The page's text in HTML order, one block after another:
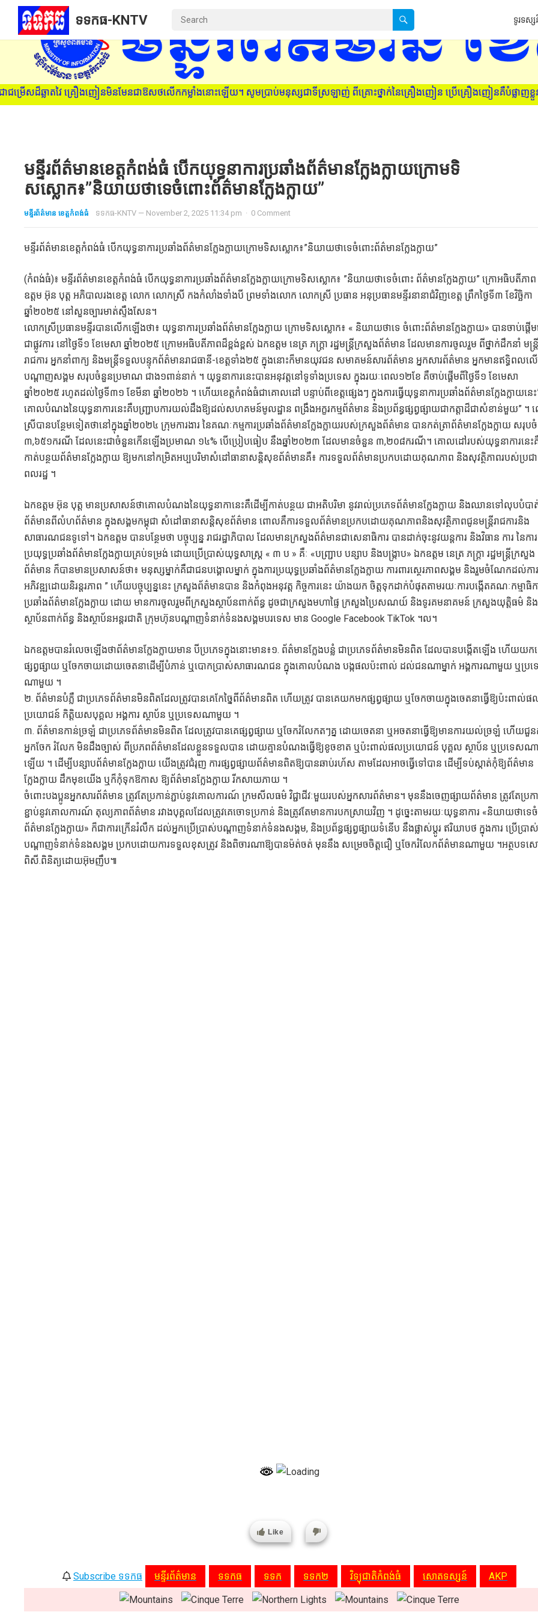
លាតវៃ គ្រឿងញៀនមិនមែនជាឱសថលើកកម្លាំងនោះឡើយ។ សូមប្រាប់មនុស្សជាទីស្រឡាញ់ ពីគ្រោះថ្នាក់នៃគ្រឿងញៀន ប្រើគ្រឿងញៀនគឺបំផ្លាញខ្លួ
ទទកធ-KNTV ទូរទស្ស
មន្ទីរព័ត៌មានខេត្តកំពង់ធំ បើកយុទ្ធនាការប្រឆាំងព័ត៌មានក្លែងក្លាយក្រោមទិ
សស្លោក៖”និយាយថាទេចំពោះព័ត៌មានក្លែងក្លាយ”
មន្ទីរព័ត៌មាន ខេត្តកំពង់ធំ ទទកធ-KNTV — November 2, 2025 11:34 pm · 0 Comment
មន្ទីរព័ត៌មានខេត្តកំពង់ធំ បើកយុទ្ធនាការប្រឆាំងព័ត៌មានក្លែងក្លាយក្រោមទិសស្លោក៖”និយាយថាទេចំពោះព័ត៌មានក្លែងក្លាយ”
(កំពង់ធំ)៖ មន្ទីរព័ត៌មានខេត្តកំពង់ធំ បើកយុទ្ធនាការប្រឆាំងព័ត៌មានក្លែងក្លាយក្រោមទិសស្លោក៖ ”និយាយថាទេចំពោះ ព័ត៌មានក្លែងក្លាយ” ក្រោអធិបតីភា
ឧត្តម អ៊ុន បុត្ត អភិបាលរងខេត្ត លោក លោកស្រី កងកំលាំងទាំងបី ព្រមទាំងលោក លោកស្រី ប្រធាន អនុប្រធានមន្ទីរនានាជំវិញខេត្ត ព្រឹកថ្ងៃទី៣ ខែវិច្ឆិកា
ឆ្នាំ២០២៥ នៅសួនច្បារមាត់ស្ទឹងសែន។
លោកស្រីប្រធានមន្ទីរបានលើកឡើងថា៖ យុទ្ធនាការប្រឆាំងព័ត៌មានក្លែងក្លាយ ក្រោមទិសស្លោក៖ « និយាយថាទេ ចំពោះព័ត៌មានក្លែងក្លាយ» បានចាប់ផ្តើ
ជាផ្លូវការ នៅថ្ងៃទី១ ខែមេសា ឆ្នាំ២០២៥ ក្រោមអធិបតីភាពដ៏ខ្ពង់ខ្ពស់ ឯកឧត្តម នេត្រ ភក្ត្រា រដ្ឋមន្ត្រីក្រសួងព័ត៌មាន ដែលមានការចូលរួម ពីថ្នាក់ដឹកនាំ មន្ត្រី
រាជការ អ្នកនាំពាក្យ និងមន្ត្រីទទួលបន្ទុកព័ត៌មានរាជធានី-ខេត្តទាំង២៥ ក្នុងនោះក៏មានយុវជន សមាគមន៍សារព័ត៌មាន អ្នកសារព័ត៌មាន អ្នកមានឥទ្ធិពលលើ
បណ្តាញសង្គម សរុបចំនួនប្រមាណ ជាង១ពាន់នាក់ ។ យុទ្ធនាការនេះបានអនុវត្តនៅទូទាំងប្រទេស ក្នុងរយៈពេល១២ខែ គឺចាប់ផ្តើមពីថ្ងៃទី១ ខែមេសា
ឆ្នាំ២០២៥ រហូតដល់ថ្ងៃទី៣១ ខែមីនា ឆ្នាំ២០២៦ ។ ហើយខេត្តកំពង់ធំជាគោលដៅ បន្ទាប់ពីខេត្តផ្សេងៗ ក្នុងការធ្វើយុទ្ធនាការប្រឆាំងព័ត៌មានក្លែងក្លាយនេះ
គោលបំណងនៃយុទ្ធនាការនេះគឺបញ្ជ្រាបការយល់ដឹងឱ្យដល់សហគមន៍មូលដ្ឋាន ពង្រឹងអក្ខរកម្មព័ត៌មាន និងប្រព័ន្ធផ្សព្វផ្សាយជាកត្តាដ៏ជាសំខាន់មួយ” ។
ស្រីបានបន្ថែមទៀតថានៅក្នុងឆ្នាំ២០២៤ ក្រុមការងារ នៃគណៈកម្មការប្រឆាំងព័ត៌មានក្លែងក្លាយរបស់ក្រសួងព័ត៌មាន បានកត់ត្រាព័ត៌មានក្លែងក្លាយ សរុប
៣,៦៥១ករណី ដែលនេះជាចំនួនកើនឡើងប្រមាណ ១៤% បើប្រៀបធៀប នឹងឆ្នាំ២០២៣ ដែលមានចំនួន ៣,២០៨ករណី។ គោលដៅរបស់យុទ្ធនាការនេះ
កាត់បន្ថយព័ត៌មានក្លែងក្លាយ ឱ្យមកនៅកម្រិតអប្បបរិមាសំដៅធានាសន្តិសុខព័ត៌មានគឺ៖ ការទទួលព័ត៌មានប្រកបដោយគុណភាព និងសុវត្ថិភាពរបស់ប្រជា
ពលរដ្ឋ ។
ឯកឧត្តម អ៊ុន បុត្ត មានប្រសាសន៍ថាគោលបំណងនៃយុទ្ធនាកានេះគឺដើម្បីកាត់បន្ថយ ជាអតិបរិមា នូវរាល់ប្រភេទព័ត៌មានក្លែងក្លាយ និងឈានទៅលុបបំបា
ព័ត៌មានពីលំហព័ត៌មាន ក្នុងសង្គមកម្ពុជា សំដៅធានាសន្តិសុខព័ត៌មាន ពោលគឺការទទួលព័ត៌មានប្រកបដោយគុណភាពនិងសុវត្ថិភាពជូនមន្ត្រីរាជការនិង
សាធារណជនទូទៅ។ ឯកឧត្តម បានបន្ថែមថា បច្ចុប្បន្ន រាជរដ្ឋាភិបាល ដែលមានក្រសួងព័ត៌មានជាសេនាធិការ បានដាក់ចុះនូវយន្តការ និងវិធាន ការ នៃការ
ប្រយុទ្ធប្រឆាំងព័ត៌មានក្លែងក្លាយគ្រប់ទម្រង់ ដោយប្រើប្រាស់យុទ្ធសាស្ត្រ « ៣ ប » គឺៈ «បញ្ជ្រាប បន្សាប និងបង្ក្រាប» ឯកឧត្តម នេត្រ ភក្ត្រា រដ្ឋមន្ត្រីក្រសួង
ព័ត៌មាន ក៏បានមានប្រសាសន៍ថា៖ មនុស្សម្នាក់គឺជាជនបង្គោលម្នាក់ ក្នុងការប្រយុទ្ធប្រឆាំងព័ត៌មានក្លែងក្លាយ ការពារស្ថេរភាពសង្គម និងរួមចំណែកដល់ការ
អភិវឌ្ឍដោយនិរន្តរភាព ” ហើយបច្ចុប្បន្ននេះ ក្រសួងព័ត៌មានបាន និងកំពុងអនុវត្ត កិច្ចការនេះ យ៉ាងយក ចិត្តទុកដាក់បំផុតតាមរយៈការបង្កើតគណៈកម្មាធិក
ប្រឆាំងព័ត៌មានក្លែងក្លាយ ដោយ មានការចូលរួមពីក្រសួងស្ថាប័នពាក់ព័ន្ធ ដូចជាក្រសួងមហាផ្ទៃ ក្រសួងប្រៃសណយ៍ និងទូរគមនាគមន៍ ក្រសួងយុត្តិធម៌ និង
ស្ថាប័នពាក់ព័ន្ធ និងស្ថាប័នអន្តរជាតិ ក្រុមហ៊ុនបណ្តាញទំនាក់ទំនងសង្គមបរទេស មាន Google Facebook TikTok ។ល។
ឯកឧត្តមបានរំលេចឡើងថាព័ត៌មានក្លែងក្លាយមាន បីប្រភេទក្នុងនោះមាន៖១. ព័ត៌មានក្លែងបន្លំ ជាប្រភេទព័ត៌មានមិនពិត ដែលបានបង្កើតឡើង ហើយយក
ផ្សព្វផ្សាយ ឬចែកចាយដោយចេតនាដើម្បីបំភាន់ ឬបោកប្រាស់សាធារណជន ក្នុងគោលបំណង បង្កផលប៉ះពាល់ ដល់ជនណាម្នាក់ អង្គការណាមួយ ឬប្រ
ណាមួយ ។
២. ព័ត៌មានបំភ្លឺ ជាប្រភេទព័ត៌មានមិនពិតដែលត្រូវបានគេកែច្នៃពីព័ត៌មានពិត ហើយត្រូវ បានគេយកមកផ្សព្វផ្សាយ ឬចែកចាយក្នុងចេតនាធ្វើឱ្យប៉ះពាល់ផ
ប្រយោជន៍ កិត្តិយសបុគ្គល អង្គការ ស្ថាប័ន ឬប្រទេសណាមួយ ។
៣. ព័ត៌មានកាន់ច្រឡំ ជាប្រភេទព័ត៌មានមិនពិត ដែលត្រូវបានគេផ្សព្វផ្សាយ ឬចែករំលែកតៗគ្ន ដោយចេតនា ឬអចតនាធ្វើឱ្យមានការយល់ច្រឡំ ហើយជួ
អ្នកចែក រំលែក មិនដឹងច្បាស់ ពីប្រភពព័ត៌មានដែលខ្លួនទទួលបាន ដោយគ្មានបំណងធ្វើឱ្យខូចខាត ឬប៉ះពាល់ផលប្រយោជន៍ បុគ្គល ស្ថាប័ន ឬប្រទេស
ឡើយ ។ ដើម្បីបន្សាបព័ត៌មានក្លែងក្លាយ យើងត្រូវជំរុញ ការផ្សព្វផ្សាយព័ត៌មានពិតឱ្យបានឆាប់រហ័ស តាមដែលអាចធ្វើទៅបាន ដើម្បីទប់ស្កាត់កុំឱ្យព័ត៌មាន
ក្លែងក្លាយ ដឹកមុខយើង ឬក៏កុំទុកឱកាស ឱ្យព័ត៌មានក្លែងក្លាយ រីកសាយភាយ ។
ចំពោះបងប្អូនអ្នកសារព័ត៌មាន ត្រូវតែប្រកាន់ភ្ជាប់នូវគោលការណ៍ ក្រមសីលធម៌ វិជ្ជាជីវៈមួយរបស់អ្នកសារព័ត៌មាន។ មុននឹងចេញផ្សាយព័ត៌មាន ត្រូវតែប្រក
ខ្ជាប់នូវគោលការណ៍ តុល្យភាពព័ត៌មាន រវាងបុគ្គលដែលត្រូវគេចោទប្រកាន់ និងត្រូវតែមានការបកស្រាយវិញ ។ ដូច្នេះតាមរយៈយុទ្ធនាការ «និយាយថាទេ
ព័ត៌មានក្លែងក្លាយ» ក៏ជាការក្រើនរំលឹក ដល់អ្នកប្រើប្រាស់បណ្តាញទំនាក់ទំនងសង្គម, និងប្រព័ន្ធផ្សព្វផ្សាយទំនើប នឹងផ្លាស់ប្តូរ ឥរិយាបថ ក្នុងការ ប្រើប្រាស់
បណ្តាញទំនាក់ទំនងសង្គម ប្រកបដោយការទទួលខុសត្រូវ និងពិចារណាឱ្យបានម៉ត់ចត់ មុននឹង សម្រេចចិត្តជឿ ឬចែករំលែកព័ត៌មានណាមួយ ។អត្ថបទស
ពិសី.ពិនិត្យដោយអ៊ុមញឹប៕
Like
Subscribe ទទកធ មន្ទីរព័ត៌មាន ទទកធ ទទក ទទក២ វិទ្យុជាតិកំពង់ធំ សោតទស្សន៍ AKP